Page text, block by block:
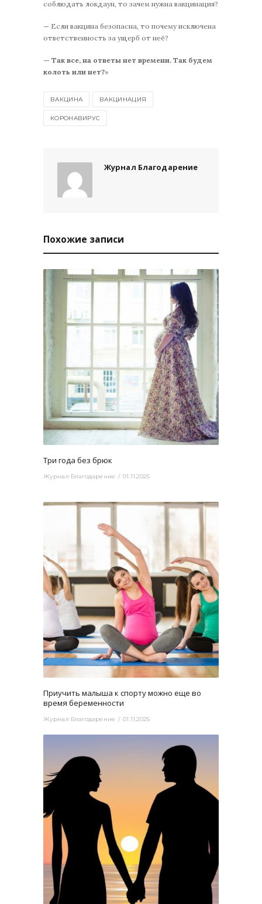
соблюдать локдаун, то зачем нужна вакцинация?
— Если вакцина безопасна, то почему исключена
ответственность за ущерб от неё?
— Так все, на ответы нет времени. Так будем
колоть или нет?»
ВАКЦИНА ВАКЦИНАЦИЯ
КОРОНАВИРУС
Журнал Благодарение
Похожие записи
Три года без брюк
Журнал Благодарение 01.11.2025
Приучить малыша к спорту можно еще во
время беременности
Журнал Благодарение 01.11.2025